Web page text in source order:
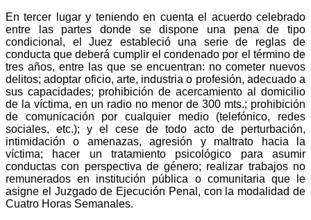
En tercer lugar y teniendo en cuenta el acuerdo celebrado
entre las partes donde se dispone una pena de tipo
condicional, el Juez estableció una serie de reglas de
conducta que deberá cumplir el condenado por el término de
tres años, entre las que se encuentran: no cometer nuevos
delitos; adoptar oficio, arte, industria o profesión, adecuado a
sus capacidades; prohibición de acercamiento al domicilio
de la víctima, en un radio no menor de 300 mts.; prohibición
de comunicación por cualquier medio (telefónico, redes
sociales, etc.); y el cese de todo acto de perturbación,
intimidación o amenazas, agresión y maltrato hacia la
víctima; hacer un tratamiento psicológico para asumir
conductas con perspectiva de género; realizar trabajos no
remunerados en institución pública o comunitaria que le
asigne el Juzgado de Ejecución Penal, con la modalidad de
Cuatro Horas Semanales.